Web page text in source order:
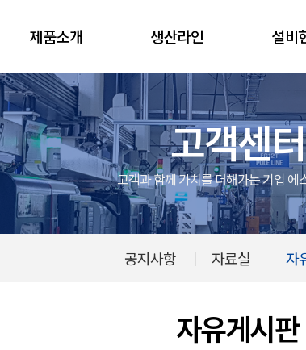
제품소개 생산라인 설비
고객센터
고객과 함께 가치를 더해가는 기업 에
공지사항 자료실 자
자유게시판